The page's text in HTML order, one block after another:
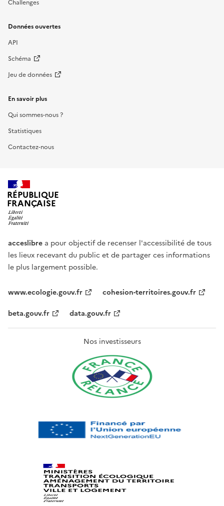
Challenges
Données ouvertes
API
Schéma
Jeu de données
En savoir plus
Qui sommes-nous ?
Statistiques
Contactez-nous
RÉPUBLIQUE
FRANÇAISE
acceslibre a pour objectif de recenser l'accessibilité de tous
les lieux recevant du public et de partager ces informations
le plus largement possible.
www.ecologie.gouv.fr
cohesion-territoires.gouv.fr
beta.gouv.fr
data.gouv.fr
Nos investisseurs